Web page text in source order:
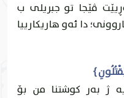
ڤێجا تو جبريلی ب
دا ئه‌و هاريكارییا
ژ به‌ر كوشتنا من بۆ